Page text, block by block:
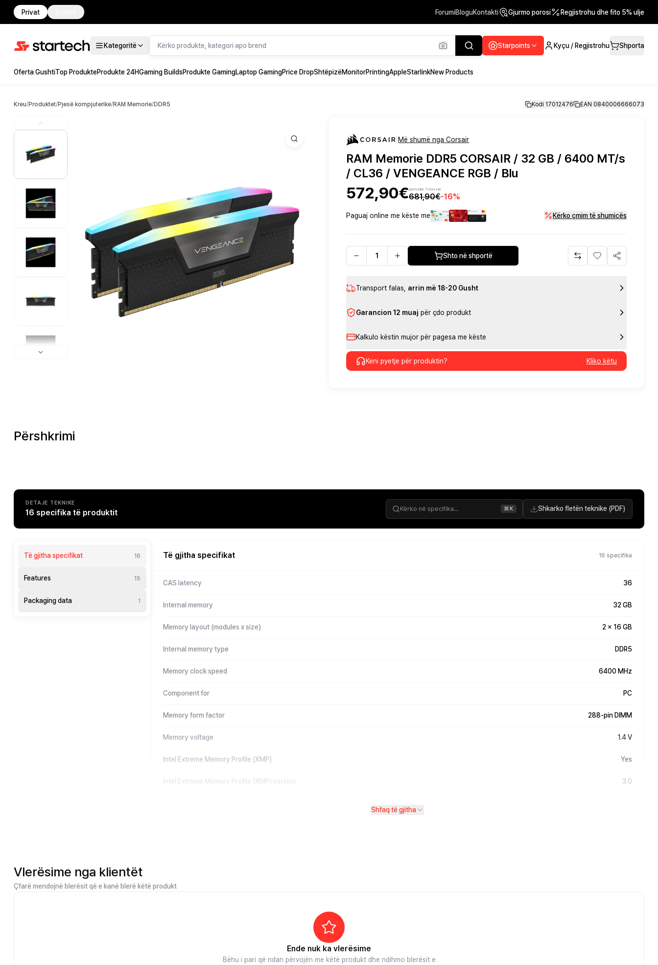
Privat ForumiBloguKontakti Gjurmo porosi Regjistrohu dhe fito 5% ulje
Kategoritë Starpoints Kyçu / Regjistrohu Shporta
Oferta GushtiTop ProdukteProdukte 24HGaming BuildsProdukte GamingLaptop GamingPrice DropShtëpizëMonitorPrintingAppleStarlinkNew Products
Kreu/Produktet/Pjesë kompjuterike/RAM Memorie/DDR5 Kodi 17012476 EAN 0840006666073
|Më shumë nga Corsair
RAM Memorie DDR5 CORSAIR / 32 GB / 6400 MT/s
/ CL36 / VENGEANCE RGB / Blu
572,90€përfshirë TVSH-në
681,90€-16%
Paguaj online me këste me Kërko çmim të shumicës
Shto në shportë
Transport falas arrin më 18-20 Gusht
Garancion 12 muaj për çdo produkt
Kalkulo këstin mujor për pagesa me këste
Keni pyetje për produktin? Kliko këtu
Përshkrimi
DETAJE TEKNIKE
16 specifika të produktit ⌘K Shkarko fletën teknike (PDF)
Të gjitha specifikat 16
Features 15
Packaging data 1
Të gjitha specifikat 16 specifika
CAS latency 36
Internal memory 32 GB
Memory layout (modules x size) 2 x 16 GB
Internal memory type DDR5
Memory clock speed 6400 MHz
Component for PC
Memory form factor 288-pin DIMM
Memory voltage 1.4 V
Intel Extreme Memory Profile (XMP) Yes
Intel Extreme Memory Profile (XMP) version 3.0
Shfaq të gjitha
Vlerësime nga klientët
Çfarë mendojnë blerësit që e kanë blerë këtë produkt
Ende nuk ka vlerësime
Bëhu i pari që ndan përvojën me këtë produkt dhe ndihmo blerësit e